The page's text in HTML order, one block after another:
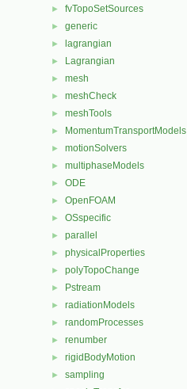
► fvTopoSetSources
► generic
► lagrangian
► Lagrangian
► mesh
► meshCheck
► meshTools
► MomentumTransportModels
► motionSolvers
► multiphaseModels
► ODE
► OpenFOAM
► OSspecific
► parallel
► physicalProperties
► polyTopoChange
► Pstream
► radiationModels
► randomProcesses
► renumber
► rigidBodyMotion
► sampling